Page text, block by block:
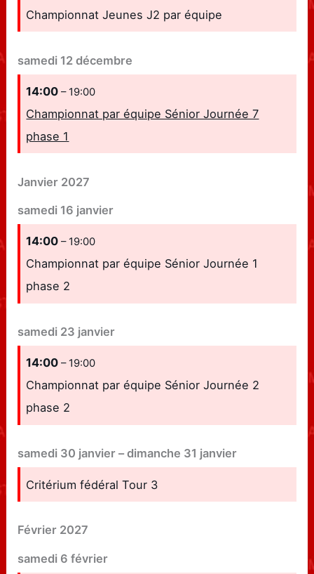
Championnat Jeunes J2 par équipe
samedi 12 décembre
14:00– 19:00
Championnat par équipe Sénior Journée 7
phase 1
Janvier 2027
samedi 16 janvier
14:00– 19:00
Championnat par équipe Sénior Journée 1
phase 2
samedi 23 janvier
14:00– 19:00
Championnat par équipe Sénior Journée 2
phase 2
samedi 30 janvier –dimanche 31 janvier
Critérium fédéral Tour 3
Février 2027
samedi 6 février